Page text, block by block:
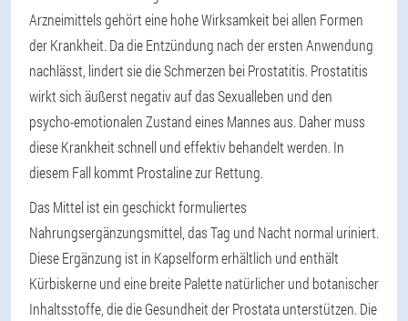
Arzneimittels gehört eine hohe Wirksamkeit bei allen Formen
der Krankheit. Da die Entzündung nach der ersten Anwendung
nachlässt, lindert sie die Schmerzen bei Prostatitis. Prostatitis
wirkt sich äußerst negativ auf das Sexualleben und den
psycho-emotionalen Zustand eines Mannes aus. Daher muss
diese Krankheit schnell und effektiv behandelt werden. In
diesem Fall kommt Prostaline zur Rettung.
Das Mittel ist ein geschickt formuliertes
Nahrungsergänzungsmittel, das Tag und Nacht normal uriniert.
Diese Ergänzung ist in Kapselform erhältlich und enthält
Kürbiskerne und eine breite Palette natürlicher und botanischer
Inhaltsstoffe, die die Gesundheit der Prostata unterstützen. Die